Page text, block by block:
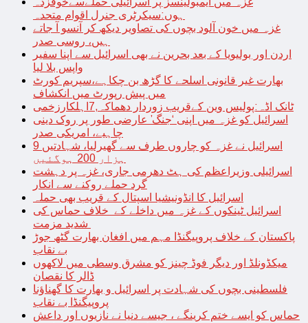
ہوں:سیکرٹری جنرل اقوام متحدہ
غزہ میں خون آلود بچوں کی تصاویر دیکھ کر آنسو آ جاتے
ہیں، روسی صدر
اردن اور بولیویا کے بعد بحرین نے بھی اسرائیل سے اپنا سفیر
واپس بلا لیا
بھارت غیر قانونی اسلحے کا گڑھ بن چکاہے،سپریم کورٹ
میں پیش رپورٹ میں انکشاف
ٹانک اڈہ:پولیس وین کےقریب زوردار دھماکہ,7اہلکارزخمی
اسرائیل کو غزہ میں اپنی ‘جنگ’ عارضی طور پر روک دینی
چاہیے، امریکی صدر
اسرائیل نے غزہ کو چاروں طرف سے گھیرلیا، شہادتیں 9
ہزار 200 ہوگئیں
اسرائیلی وزیراعظم کی ہٹ دھرمی جاری، غزہ پر دہشت
گرد حملے روکنے سے انکار
اسرائیل کا انڈونیشیا اسپتال کے قریب بھی حملہ
اسرائیل ٹینکوں کے غزہ میں داخلے کے خلاف حماس کی
پاکستان کے خلاف پروپیگنڈا مہم میں افغان بھارت گٹھ جوڑ
بے نقاب
میکڈونلڈ اور دیگر فوڈ چینز کو مشرق وسطی میں لاکھوں
ڈالر کا نقصان
فلسطینی بچوں کی شہادت پر اسرائیل و بھارت کا گھناؤنا
پروپیگنڈا بے نقاب
حماس کو ایسے ختم کرینگے ، جیسے دنیا نے نازیوں اور داعش